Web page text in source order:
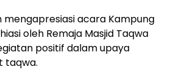
mengapresiasi acara Kampung
oleh Remaja Masjid Taqwa
positif dalam upaya
taqwa.